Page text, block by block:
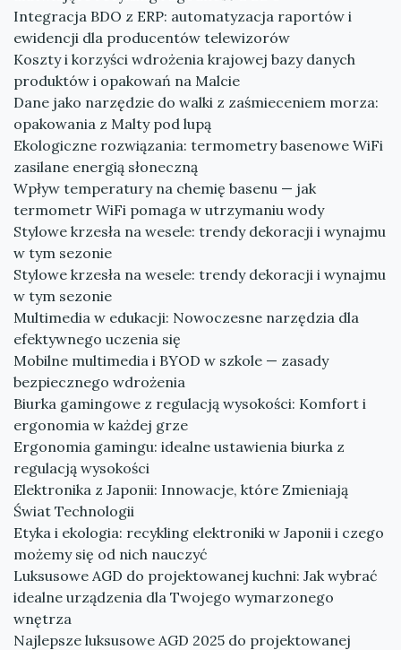
Integracja BDO z ERP: automatyzacja raportów i
ewidencji dla producentów telewizorów
Koszty i korzyści wdrożenia krajowej bazy danych
produktów i opakowań na Malcie
Dane jako narzędzie do walki z zaśmieceniem morza:
opakowania z Malty pod lupą
Ekologiczne rozwiązania: termometry basenowe WiFi
zasilane energią słoneczną
Wpływ temperatury na chemię basenu — jak
termometr WiFi pomaga w utrzymaniu wody
Stylowe krzesła na wesele: trendy dekoracji i wynajmu
w tym sezonie
Stylowe krzesła na wesele: trendy dekoracji i wynajmu
w tym sezonie
Multimedia w edukacji: Nowoczesne narzędzia dla
efektywnego uczenia się
Mobilne multimedia i BYOD w szkole — zasady
bezpiecznego wdrożenia
Biurka gamingowe z regulacją wysokości: Komfort i
ergonomia w każdej grze
Ergonomia gamingu: idealne ustawienia biurka z
regulacją wysokości
Elektronika z Japonii: Innowacje, które Zmieniają
Świat Technologii
Etyka i ekologia: recykling elektroniki w Japonii i czego
możemy się od nich nauczyć
Luksusowe AGD do projektowanej kuchni: Jak wybrać
idealne urządzenia dla Twojego wymarzonego
wnętrza
Najlepsze luksusowe AGD 2025 do projektowanej